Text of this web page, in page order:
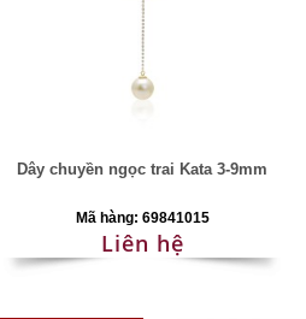
Dây chuyền ngọc trai Kata 3-9mm
Mã hàng: 69841015
Liên hệ